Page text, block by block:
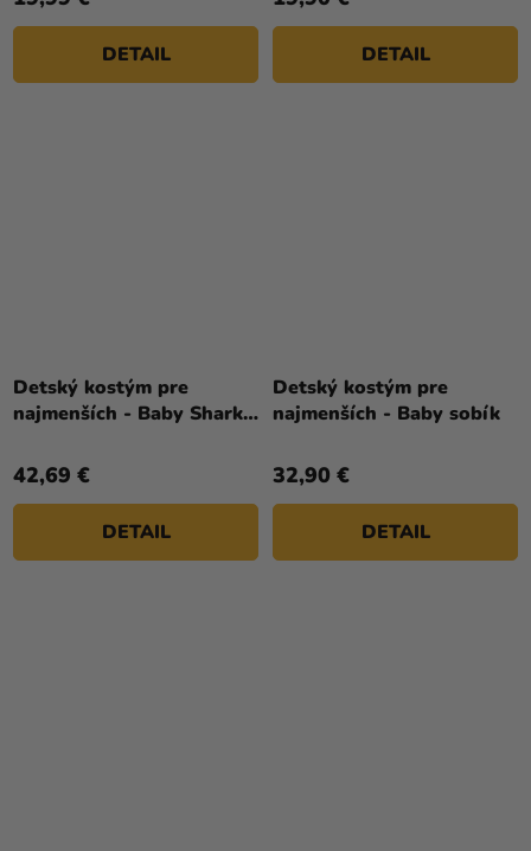
DETAIL DETAIL
Detský kostým pre
najmenších - Baby Shark
42,69 €
DETAIL
Detský kostým pre
najmenších - Baby sobík
32,90 €
DETAIL